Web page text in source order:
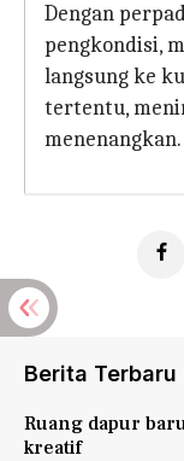
Dengan
pengkondisi,
langsung ke
tertentu,
menenangkan.
Berita Terbaru
Ruang dapur
kreatif